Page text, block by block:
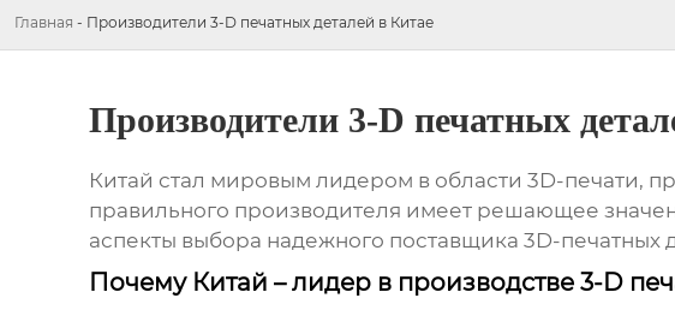
Главная - Производители 3-D печатных деталей в Китае
Производители 3-D печатных
Китай стал мировым лидером в области 3D-печати,
правильного производителя имеет решающее
аспекты выбора надежного поставщика 3D-
Почему Китай – лидер в производстве 3-D